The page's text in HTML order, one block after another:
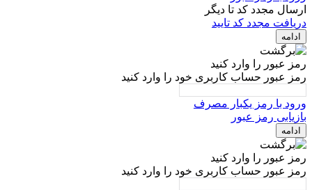
ارسال مجدد کد تا دیگر
دریافت مجدد کد تایید
ادامه
رمز عبور را وارد کنید
رمز عبور حساب کاربری خود را وارد کنید
ورود با رمز یکبار مصرف
بازیابی رمز عبور
ادامه
رمز عبور را وارد کنید
رمز عبور حساب کاربری خود را وارد کنید